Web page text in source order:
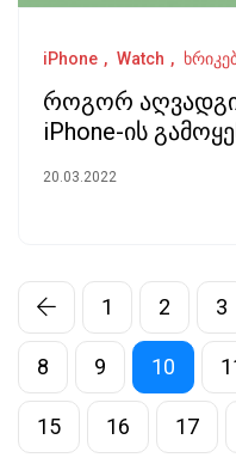
iPhone Watch
როგორ
iPhone-ის
20.03.2022
1 2 3
8 9 10
15 16 17